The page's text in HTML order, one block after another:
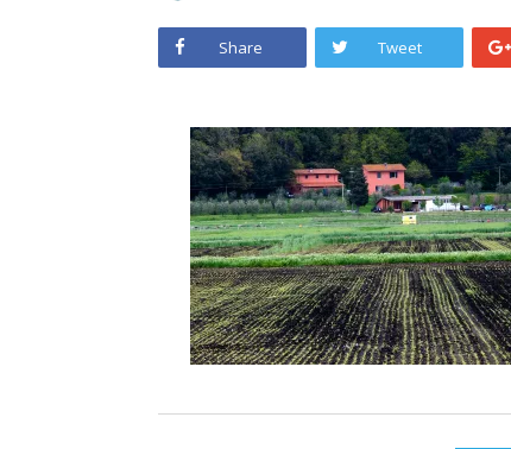
Share Tweet